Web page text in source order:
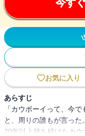
今す
お気に入り
あらすじ
「カウボーイって、今で
と、周りの誰もが言った。
20年以上持ち続けたカ